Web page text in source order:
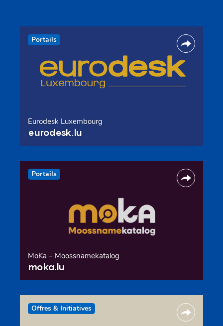
Portails
Eurodesk Luxembourg
eurodesk.lu
Portails
MoKa – Moossnamekatalog
moka.lu
Offres & Initiatives